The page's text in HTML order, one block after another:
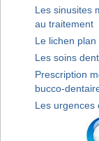
Les sinusites
au traitement
Le lichen
Les soins
Prescription
bucco-
Les urgences